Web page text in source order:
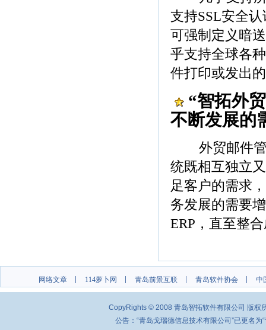
支持SSL安全
可强制定义暗
乎支持全球各
件打印或发出
“智拓外
不断发展的
外贸邮件管
统既相互独立
足客户的需求
务发展的需要
ERP，直至整
网络文章 114萝卜网 青岛前景互联 青岛软件协会 中
CopyRights © 2008 青岛智拓软件有限公司 版
公告：“青岛戈瑞德信息技术有限公司”已更名